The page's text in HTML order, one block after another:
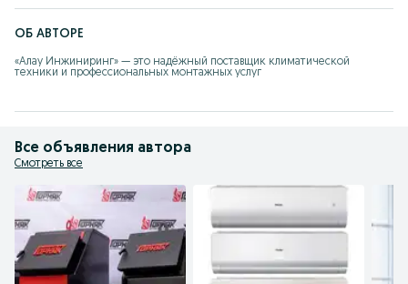
ОБ АВТОРЕ
«Алау Инжиниринг» — это надёжный поставщик климатической
техники и профессиональных монтажных услуг
Все объявления автора
Смотреть все